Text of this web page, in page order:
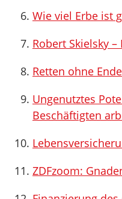
Wie viel Erbe ist
Robert Skielsky
Retten ohne Ende
Ungenutztes
Beschäftigten
ZDFzoom: